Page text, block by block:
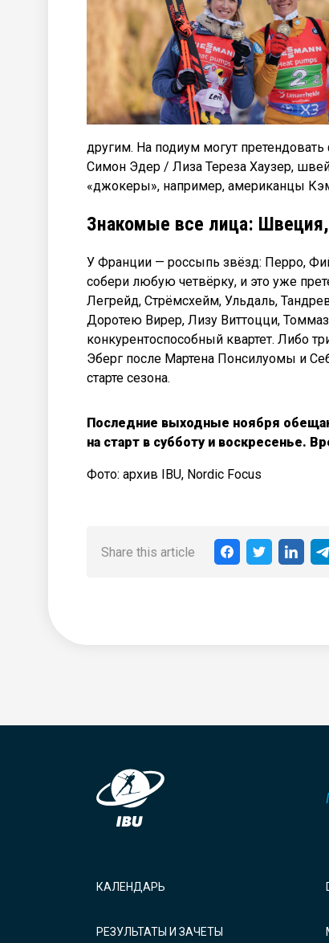
другим. На подиум могут
Симон Эдер / Лиза Тереза Хаузер,
«джокеры», например, американцы
Знакомые все лица:
У Франции — россыпь звёзд: Перро,
собери любую четвёрку, и это уже
Легрейд, Стрёмсхейм, Ульдаль,
Доротею Вирер, Лизу Виттоцци,
конкурентоспособный квартет. Либо
Эберг после Мартена Понсилуомы и
старте сезона.
Последние выходные ноября
на старт в субботу и воскресенье.
Фото: архив IBU, Nordic Focus
Share this article
КАЛЕНДАРЬ
РЕЗУЛЬТАТЫ И ЗАЧЕТЫ